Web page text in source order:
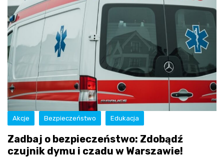
Akcje Bezpieczeństwo Edukacja
Zadbaj o bezpieczeństwo: Zdobądź
czujnik dymu i czadu w Warszawie!